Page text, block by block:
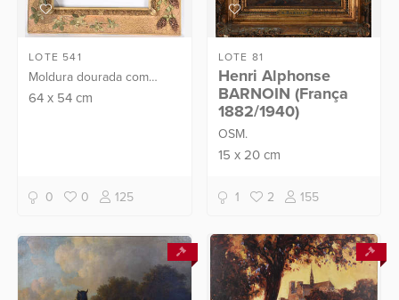
LOTE 541
Moldura dourada com
folhas em relevo.
64x 54cm
0 0 125
LOTE 81
Henri Alphonse
BARNOIN (França
1882/1940)
OSM.
15 x20 cm
1 2 155